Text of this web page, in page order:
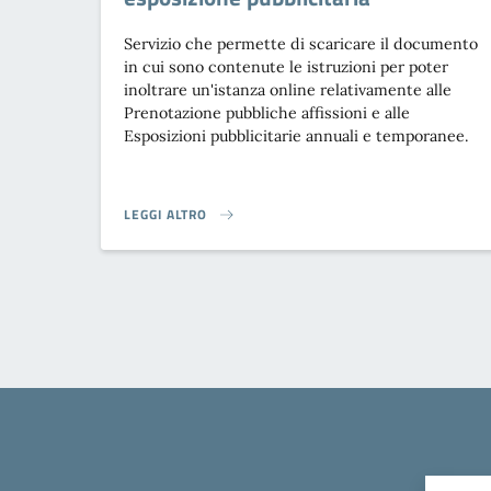
Servizio che permette di scaricare il documento
in cui sono contenute le istruzioni per poter
inoltrare un'istanza online relativamente alle
Prenotazione pubbliche affissioni e alle
Esposizioni pubblicitarie annuali e temporanee.
LEGGI ALTRO
CANONE PATRIMONIALE DI CONCESSIONE,